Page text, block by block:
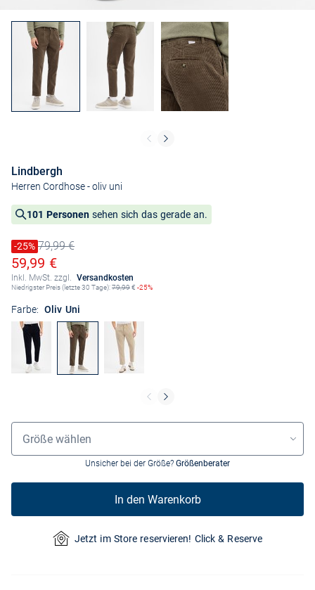
Lindbergh
Herren Cordhose- oliv uni
101 Personen sehen sich das gerade an.
Preis reduziert um
-25%
Alter Preis79,99 €
Ermäßigter Preis
59,99 €
Inkl. MwSt. zzgl. Versandkosten
Niedrigster Preis (letzte 30 Tage):79,99€ -25%
Farbe: Oliv Uni
Grössenauswahl
Größe wählen
Unsicher bei der Größe? Größenberater
In den Warenkorb
Jetzt im Store reservieren! Click & Reserve